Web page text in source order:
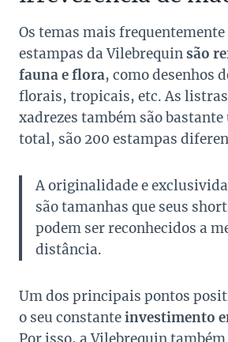
Os temas mais
estampas da Vilebrequinsão
fauna e flora, como desenhos
florais, tropicais, etc. As listras
xadrezes também são
total, são 200 estampas
A originalidade e
são tamanhas que seus
podem ser reconhecidos a
distância.
Um dos principais pontos
o seu constanteinvestimento